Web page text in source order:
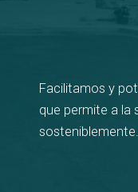
Facilitamos y
que permite a la
sosteniblemente.